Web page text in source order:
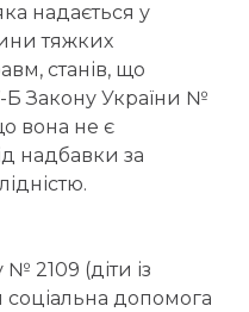
надається у
тяжких
станів, що
Б Закону України №
вона не є
надбавки за
2109 (діти із
соціальна допомога